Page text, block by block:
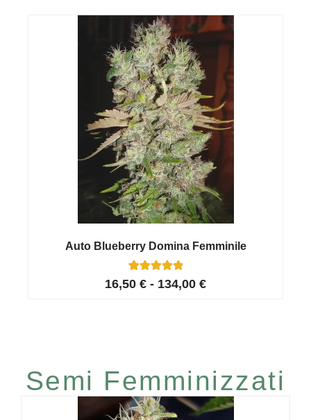
recensioni
Auto Blueberry Domina Femminile
Valutato
5.00
13
16,50 € - 134,00 €
Semi Femminizzati